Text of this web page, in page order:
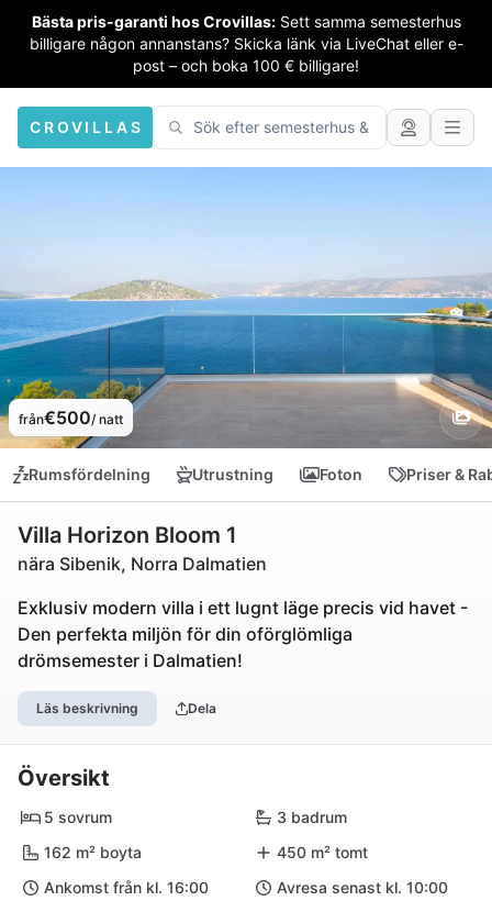
Bästa pris-garanti hos Crovillas: Sett samma semesterhus
billigare någon annanstans? Skicka länk via LiveChat eller e-
post – och boka 100 € billigare!
CROVILLAS
från€500/ natt
Rumsfördelning Utrustning Foton Priser &
Villa Horizon Bloom 1
nära Sibenik, Norra Dalmatien
Exklusiv modern villa i ett lugnt läge precis vid havet -
Den perfekta miljön för din oförglömliga
drömsemester i Dalmatien!
Läs beskrivning Dela
Översikt
5 sovrum
3 badrum
162 m² boyta
450 m² tomt
Ankomst från kl. 16:00
Avresa senast kl. 10:00